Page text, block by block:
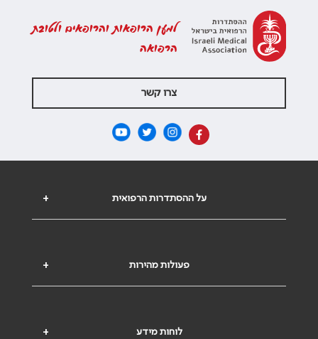
למען הרופאות והרופאים ולטובת
הרפואה
צרו קשר
+ על ההסתדרות הרפואית
+ פעולות מהירות
+ לוחות מידע